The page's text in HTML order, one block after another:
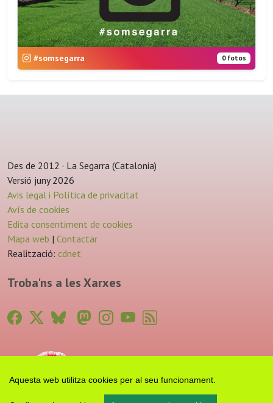
Aquesta web utilitza cookies per al seu funcionament.
#somsegarra 0 fotos
Des de 2012 · La Segarra (Catalonia)
Versió juny 2026
Avis legal i Política de privacitat
Avís de cookies
Edita consentiment de cookies
Mapa web | Contactar
Realització: cdnet
Troba'ns a les Xarxes